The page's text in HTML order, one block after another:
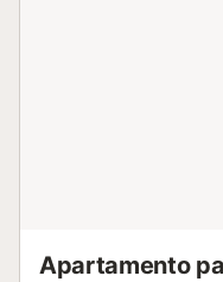
de tenis pri...
Apartamento